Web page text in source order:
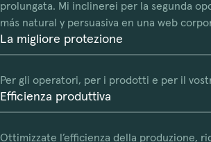
prolungata. Mi inclinerei per la segunda
más natural y persuasiva en una web
La migliore protezione
Per gli operatori, per i prodotti e per il
Efficienza produttiva
Ottimizzate l’efficienza della produzione,